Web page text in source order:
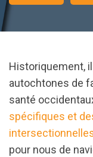
Historiquement,
autochtones de
santé
spécifiques et
pour nous de